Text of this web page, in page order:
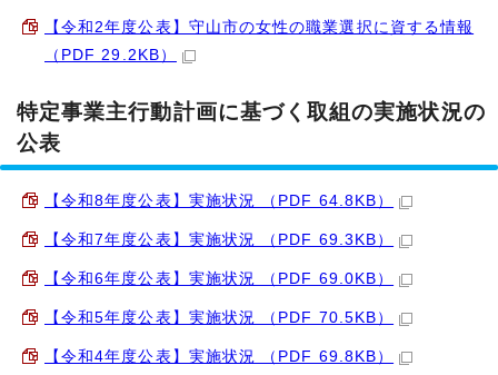
【令和2年度公表】守山市の女性の職業選択に資する情報
（PDF 29.2KB）
特定事業主行動計画に基づく取組の実施状況の
公表
【令和8年度公表】実施状況 （PDF 64.8KB）
【令和7年度公表】実施状況 （PDF 69.3KB）
【令和6年度公表】実施状況 （PDF 69.0KB）
【令和5年度公表】実施状況 （PDF 70.5KB）
【令和4年度公表】実施状況 （PDF 69.8KB）